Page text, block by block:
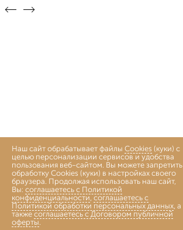
Главная
Наш сайт обрабатывает файлы Cookies (куки) с
целью персонализации сервисов и удобства
пользования веб-сайтом. Вы можете запретить
обработку Cookies (куки) в настройках своего
браузера. Продолжая использовать наш сайт,
Вы: соглашаетесь с Политикой
конфиденциальности, соглашаетесь с
Политикой обработки персональных данных, а
также соглашаетесь с Договором публичной
оферты.